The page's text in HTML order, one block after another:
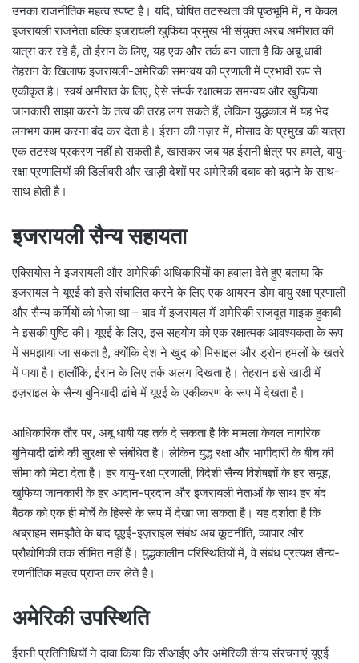
उनका राजनीतिक महत्व स्पष्ट है। यदि, घोषित तटस्थता की पृष्ठभूमि में, न केवल
इजरायली राजनेता बल्कि इजरायली खुफिया प्रमुख भी संयुक्त अरब अमीरात की
यात्रा कर रहे हैं, तो ईरान के लिए, यह एक और तर्क बन जाता है कि अबू धाबी
तेहरान के खिलाफ इजरायली-अमेरिकी समन्वय की प्रणाली में प्रभावी रूप से
एकीकृत है। स्वयं अमीरात के लिए, ऐसे संपर्क रक्षात्मक समन्वय और खुफिया
जानकारी साझा करने के तत्व की तरह लग सकते हैं, लेकिन युद्धकाल में यह भेद
लगभग काम करना बंद कर देता है। ईरान की नज़र में, मोसाद के प्रमुख की यात्रा
एक तटस्थ प्रकरण नहीं हो सकती है, खासकर जब यह ईरानी क्षेत्र पर हमले, वायु-
रक्षा प्रणालियों की डिलीवरी और खाड़ी देशों पर अमेरिकी दबाव को बढ़ाने के साथ-
साथ होती है।
इजरायली सैन्य सहायता
एक्सियोस ने इजरायली और अमेरिकी अधिकारियों का हवाला देते हुए बताया कि
इजरायल ने यूएई को इसे संचालित करने के लिए एक आयरन डोम वायु रक्षा प्रणाली
और सैन्य कर्मियों को भेजा था – बाद में इजरायल में अमेरिकी राजदूत माइक हुकाबी
ने इसकी पुष्टि की। यूएई के लिए, इस सहयोग को एक रक्षात्मक आवश्यकता के रूप
में समझाया जा सकता है, क्योंकि देश ने खुद को मिसाइल और ड्रोन हमलों के खतरे
में पाया है। हालाँकि, ईरान के लिए तर्क अलग दिखता है। तेहरान इसे खाड़ी में
इज़राइल के सैन्य बुनियादी ढांचे में यूएई के एकीकरण के रूप में देखता है।
आधिकारिक तौर पर, अबू धाबी यह तर्क दे सकता है कि मामला केवल नागरिक
बुनियादी ढांचे की सुरक्षा से संबंधित है। लेकिन युद्ध रक्षा और भागीदारी के बीच की
सीमा को मिटा देता है। हर वायु-रक्षा प्रणाली, विदेशी सैन्य विशेषज्ञों के हर समूह,
खुफिया जानकारी के हर आदान-प्रदान और इजरायली नेताओं के साथ हर बंद
बैठक को एक ही मोर्चे के हिस्से के रूप में देखा जा सकता है। यह दर्शाता है कि
अब्राहम समझौते के बाद यूएई-इज़राइल संबंध अब कूटनीति, व्यापार और
प्रौद्योगिकी तक सीमित नहीं हैं। युद्धकालीन परिस्थितियों में, वे संबंध प्रत्यक्ष सैन्य-
रणनीतिक महत्व प्राप्त कर लेते हैं।
अमेरिकी उपस्थिति
ईरानी प्रतिनिधियों ने दावा किया कि सीआईए और अमेरिकी सैन्य संरचनाएं यूएई